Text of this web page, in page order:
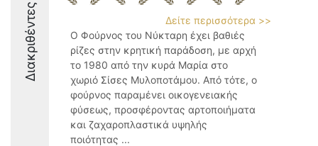
Διακριθέντες
Δείτε περισσότερα >>
Ο Φούρνος του Νύκταρη έχει βαθιές
ρίζες στην κρητική παράδοση, με αρχή
το 1980 από την κυρά Μαρία στο
χωριό Σίσες Μυλοποτάμου. Από τότε, ο
φούρνος παραμένει οικογενειακής
φύσεως, προσφέροντας αρτοποιήματα
και ζαχαροπλαστικά υψηλής
ποιότητας ...